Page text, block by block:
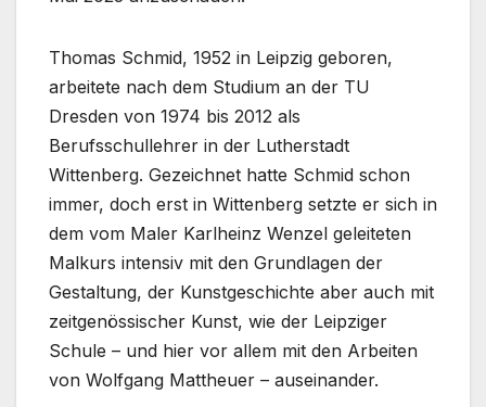
Thomas Schmid, 1952 in Leipzig geboren,
arbeitete nach dem Studium an der TU
Dresden von 1974 bis 2012 als
Berufsschullehrer in der Lutherstadt
Wittenberg. Gezeichnet hatte Schmid schon
immer, doch erst in Wittenberg setzte er sich in
dem vom Maler Karlheinz Wenzel geleiteten
Malkurs intensiv mit den Grundlagen der
Gestaltung, der Kunstgeschichte aber auch mit
zeitgenössischer Kunst, wie der Leipziger
Schule – und hier vor allem mit den Arbeiten
von Wolfgang Mattheuer – auseinander.